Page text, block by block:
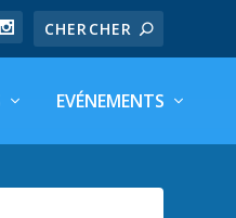
EVÉNEMENTS